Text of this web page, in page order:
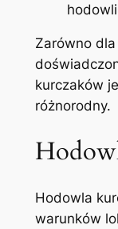
Zarówno
kurczaków
różnorodny.
Hodowla
warunków